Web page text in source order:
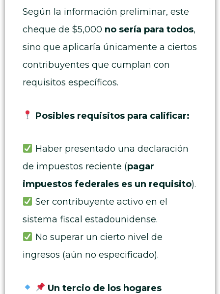
Según la información preliminar, este
cheque de $5,000 no sería para todos,
sino que aplicaría únicamente a ciertos
contribuyentes que cumplan con
requisitos específicos.
Posibles requisitos para calificar:
Haber presentado una declaración
de impuestos reciente (pagar
impuestos federales es un requisito).
Ser contribuyente activo en el
sistema fiscal estadounidense.
No superar un cierto nivel de
ingresos (aún no especificado).
Un tercio de los hogares